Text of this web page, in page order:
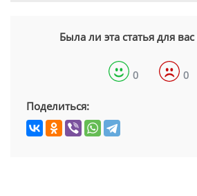
Была ли эта статья для
0 0
Поделиться: